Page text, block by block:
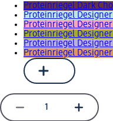
Proteinriegel Dark
Proteinriegel
Proteinriegel
Proteinriegel
Proteinriegel
Proteinriegel